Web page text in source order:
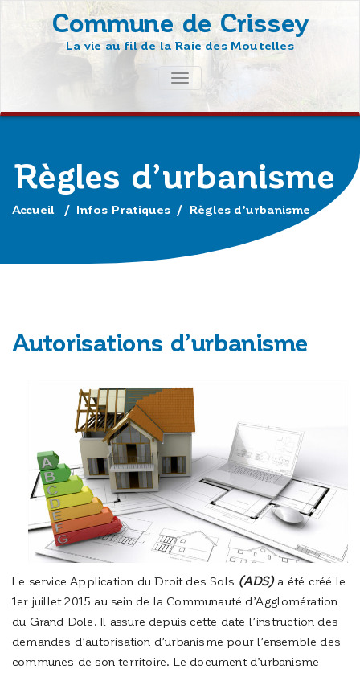
Commune de Crissey
La vie au fil de la Raie des Moutelles
AFFICHER/MASQUER
LA
NAVIGATION
Règles d’urbanisme
Accueil / Infos Pratiques / Règles d’urbanisme
Autorisations d’urbanisme
Le service Application du Droit des Sols (ADS)a été créé le
1er juillet 2015 au sein de la Communauté d’Agglomération
du Grand Dole. Il assure depuis cette date l’instruction des
demandes d’autorisation d’urbanisme pour l’ensemble des
communes de son territoire. Le document d’urbanisme